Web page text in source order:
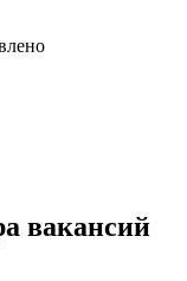
вакансий